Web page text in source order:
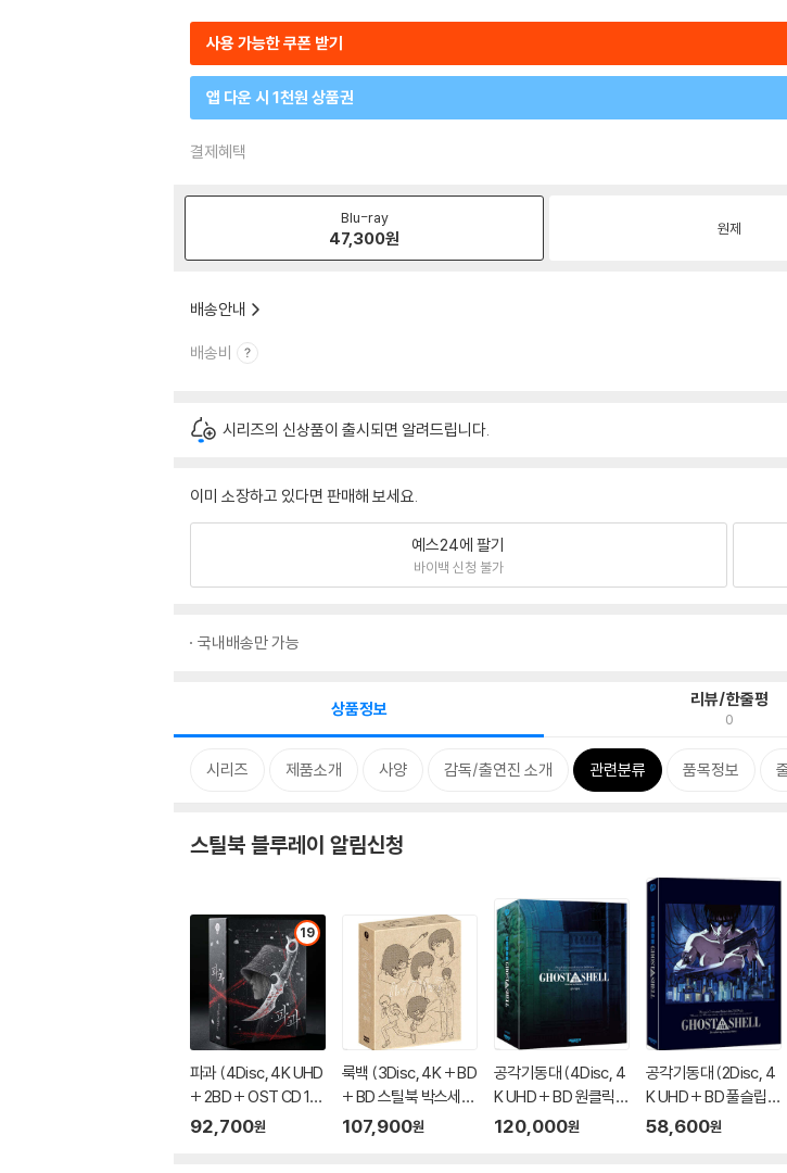
사용 가능한 쿠폰 받기
앱 다운 시 1천원 상품권
결제혜택
Blu-ray
47,300원 원제
배송안내
배송비
시리즈의 신상품이 출시되면 알려드립니다.
이미 소장하고 있다면 판매해 보세요.
예스24에 팔기
바이백 신청 불가
국내배송만 가능
상품정보 리뷰/한줄평
0
시리즈 제품소개 사양 감독/출연진 소개 관련분류 품목정보
스틸북 블루레이 알림신청
19
파과 (4Disc, 4K UHD
+ 2BD + OST CD 15
00장 한정 스틸북 한정
92,700원
룩백 (3Disc, 4K + BD
+ BD 스틸북 박스세트
한정판) : 블루레이
107,900원
공각기동대 (4Disc, 4
K UHD + BD 원클릭박
스 스틸북 한정판 C Ty
120,000원
공각기동대 (2Disc, 4
K UHD + BD 풀슬립
스틸북 한정판 B Typ
58,600원